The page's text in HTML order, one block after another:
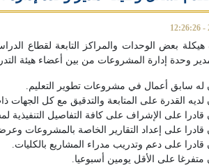
بعض الوحدات والمراكز التابعة لقطاع
وحدة إدارة المشروعات من بين أعضاء هيئة
له سابق أعمال في مشروعات تطوير التعليم.
لديه القدرة على المتابعة والتدقيق مع كل الجهات
قادرا على الإشراف على كافة التفاصيل التنفيذية
قادرا على إعداد التقارير الخاصة بالمشروعات
قادرا على دعم وتدريب مدراء المشاريع بالكليات.
متفرغا على الأقل يومين أسبوعيا.